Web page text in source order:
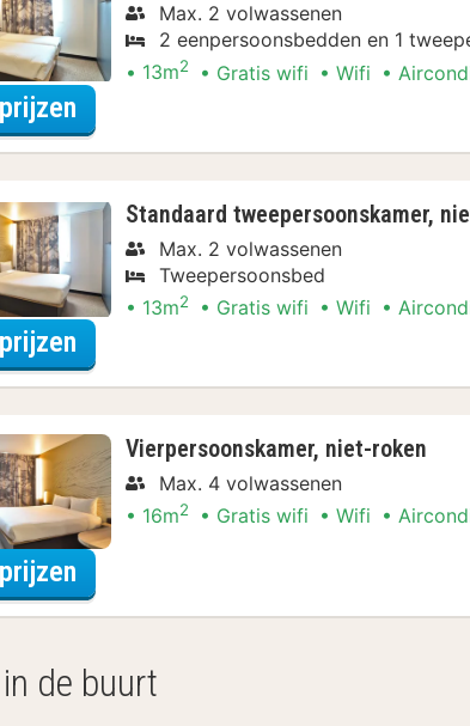
Max. 2 volwassenen
2 eenpersoonsbedden en 1
13m2 Gratis wifi Wifi
Standaard tweepersoonskamer,
Max. 2 volwassenen
Tweepersoonsbed
13m2 Gratis wifi Wifi
Vierpersoonskamer, niet-roken
Max. 4 volwassenen
16m2 Gratis wifi Wifi
de buurt